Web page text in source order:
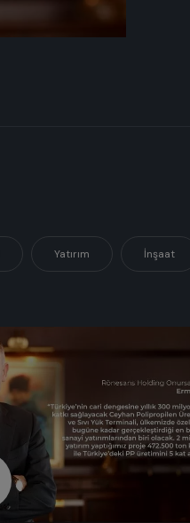
Yatırım İnşaat